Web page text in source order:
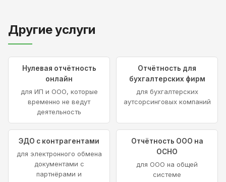
Другие услуги
Нулевая отчётность
онлайн
для ИП и ООО, которые
временно не ведут
деятельность
Отчётность для
бухгалтерских фирм
для бухгалтерских
аутсорсинговых компаний
ЭДО с контрагентами
для электронного обмена
документами с
партнёрами и
Отчётность ООО на
ОСНО
для ООО на общей
системе